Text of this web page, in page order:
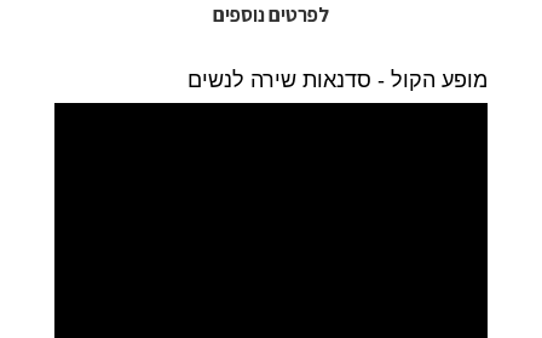
לפרטים נוספים
מופע הקול - סדנאות שירה לנשים